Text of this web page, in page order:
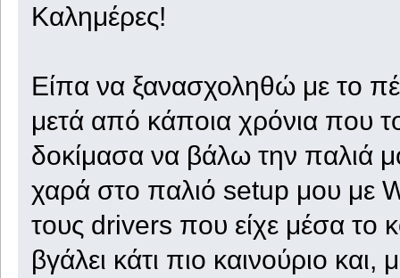
Καλημέρες!
Είπα να ξανασχοληθώ με το
μετά από κάποια χρόνια που
δοκίμασα να βάλω την παλιά
χαρά στο παλιό setup μου με
τους drivers που είχε μέσα το
βγάλει κάτι πιο καινούριο